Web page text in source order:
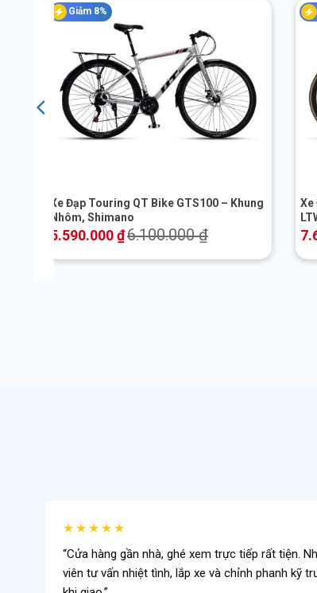
Giảm 8%
Xe Đạp Touring QT Bike GTS100 – Khung
Nhôm, Shimano
5.590.000₫6.100.000₫
Xe
★★★★★
“Cửa hàng gần nhà, ghé xem trực tiếp rất tiện.
viên tư vấn nhiệt tình, lắp xe và chỉnh phanh kỹ